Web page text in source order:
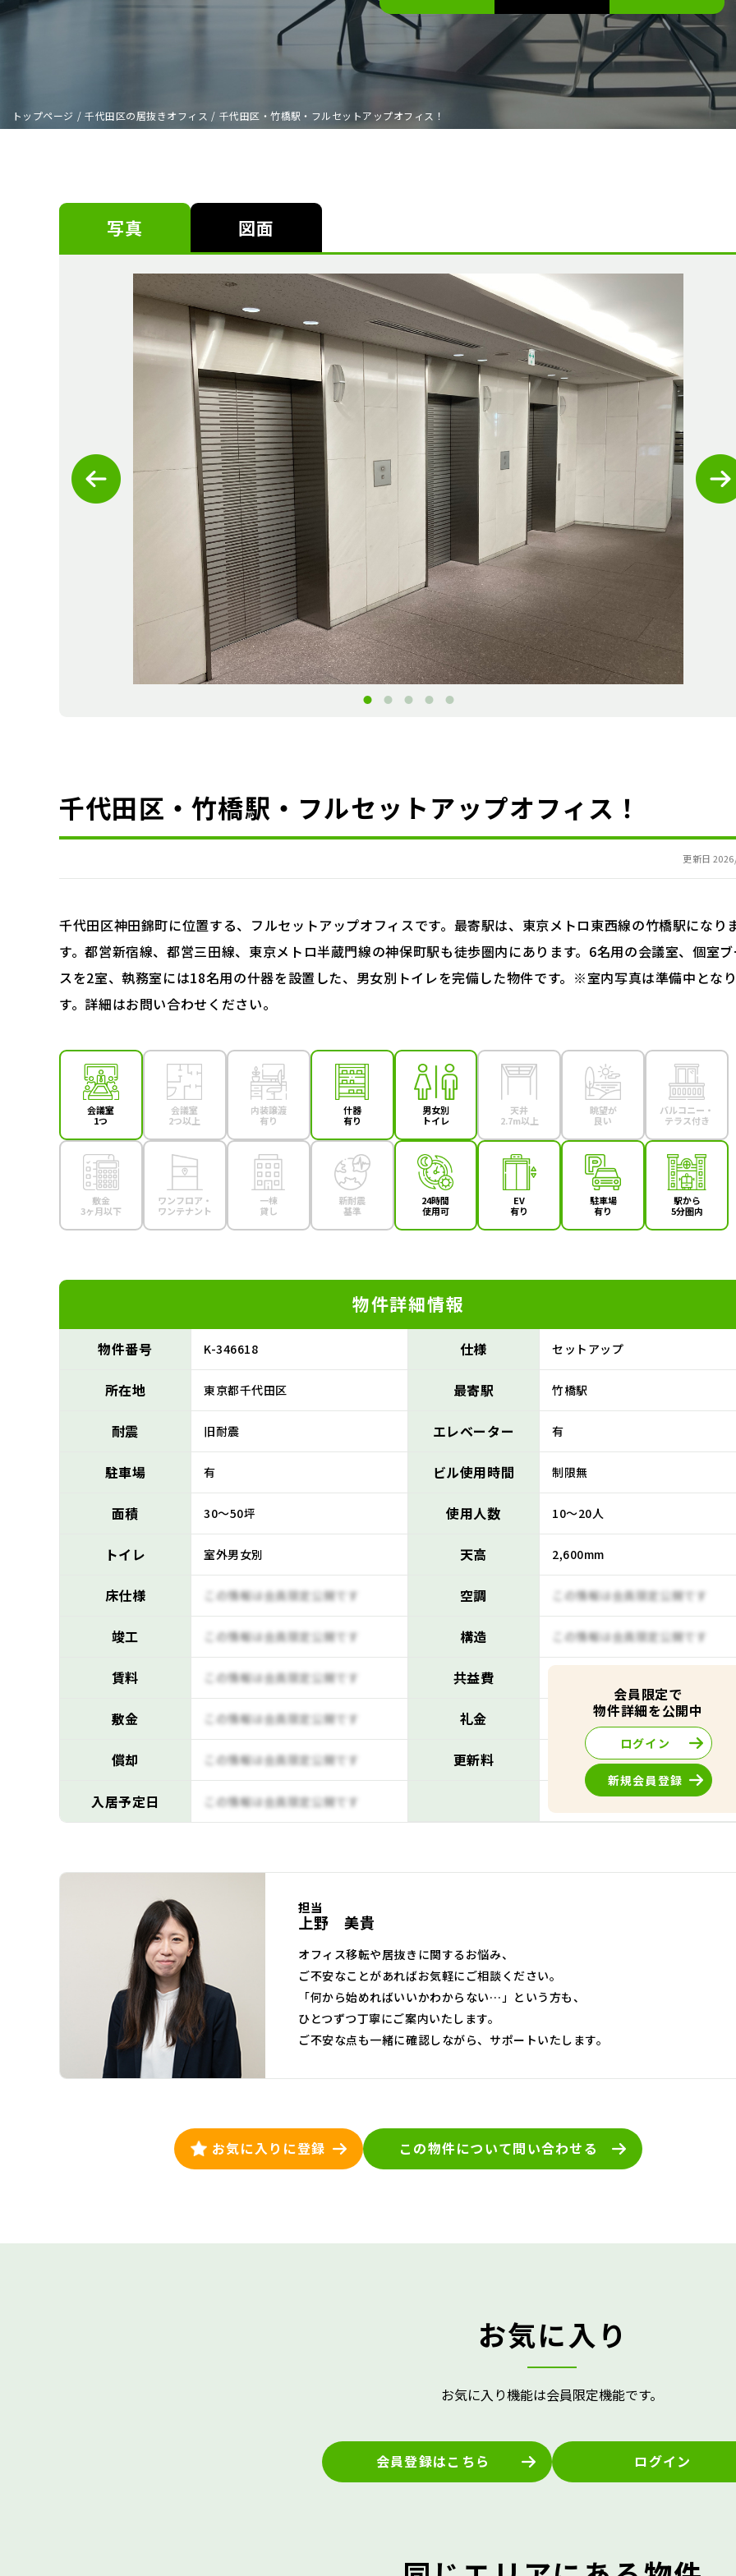
トップページ / 千代田区の居抜きオフィス / 千代田区・竹橋駅・フルセットアップオフィス！
写真 図面
千代田区・竹橋駅・フルセットアップオフィス！
更新日
千代田区神田錦町に位置する、フルセットアップオフィスです。最寄駅は、東京メトロ東西線の竹橋駅になり
す。都営新宿線、都営三田線、東京メトロ半蔵門線の神保町駅も徒歩圏内にあります。6名用の会議室、個室ブ
スを2室、執務室には18名用の什器を設置した、男女別トイレを完備した物件です。※室内写真は準備中とな
す。詳細はお問い合わせください。
会議室
1つ
会議室
2つ以上
内装譲渡
有り
什器
有り
男女別
トイレ
天井
2.7m以上
眺望が
良い
バルコニー・
テラス付き
敷金
3ヶ月以下
ワンフロア・
ワンテナント
一棟
貸し
新耐震
基準
24時間
使用可
EV
有り
駐車場
有り
駅から
5分圏内
物件詳細情報
物件番号 K-346618 仕様 セットアップ
所在地 東京都千代田区 最寄駅 竹橋駅
耐震 旧耐震 エレベーター 有
駐車場 有 ビル使用時間 制限無
面積 30～50坪 使用人数 10～20人
トイレ 室外男女別 天高 2,600mm
床仕様 この情報は会員限定公開です 空調 この情報は会員限定公開です
竣工 この情報は会員限定公開です 構造 この情報は会員限定公開です
賃料 この情報は会員限定公開です 共益費
敷金 この情報は会員限定公開です 礼金 この情報は会員限定公開です
償却 この情報は会員限定公開です 更新料 この情報は会員限定公開です
入居予定日 この情報は会員限定公開です
会員限定で
物件詳細を公開中
ログイン
新規会員登録
担当
上野 美貴
オフィス移転や居抜きに関するお悩み、
ご不安なことがあればお気軽にご相談ください。
「何から始めればいいかわからない…」という方も、
ひとつずつ丁寧にご案内いたします。
ご不安な点も一緒に確認しながら、サポートいたします。
お気に入りに登録 この物件について問い合わせる
お気に入り
お気に入り機能は会員限定機能です。
会員登録はこちら ログイン